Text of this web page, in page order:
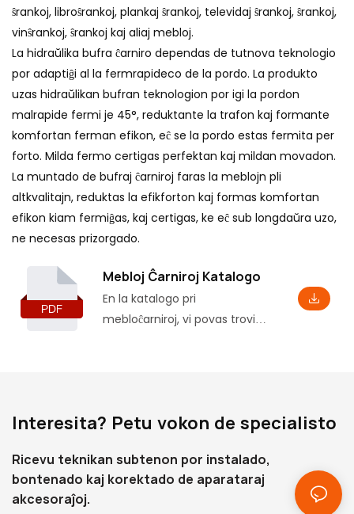
ŝrankoj, libroŝrankoj, plankaj ŝrankoj, televidaj ŝrankoj, ŝrankoj,
vinŝrankoj, ŝrankoj kaj aliaj mebloj.
La hidraŭlika bufra ĉarniro dependas de tutnova teknologio
por adaptiĝi al la fermrapideco de la pordo. La produkto
uzas hidraŭlikan bufran teknologion por igi la pordon
malrapide fermi je 45°, reduktante la trafon kaj formante
komfortan ferman efikon, eĉ se la pordo estas fermita per
forto. Milda fermo certigas perfektan kaj mildan movadon.
La muntado de bufraj ĉarniroj faras la meblojn pli
altkvalitajn, reduktas la efikforton kaj formas komfortan
efikon kiam fermiĝas, kaj certigas, ke eĉ sub longdaŭra uzo,
ne necesas prizorgado.
Mebloj Ĉarniroj Katalogo
En la katalogo pri
mebloĉarniroj, vi povas trovi
vin kompreni ĝin profunde.
Interesita? Petu vokon de specialisto
Ricevu teknikan subtenon por instalado,
bontenado kaj korektado de aparataraj
akcesoraĵoj.